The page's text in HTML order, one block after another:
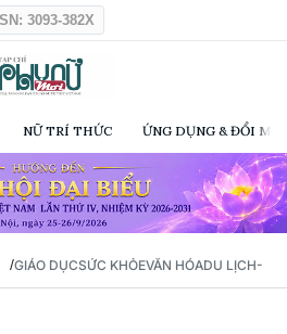
3093-382X
NỮ TRÍ THỨC ỨNG DỤNG & ĐỔI
/GIÁO DỤCSỨC KHỎEVĂN HÓADU LỊCH-